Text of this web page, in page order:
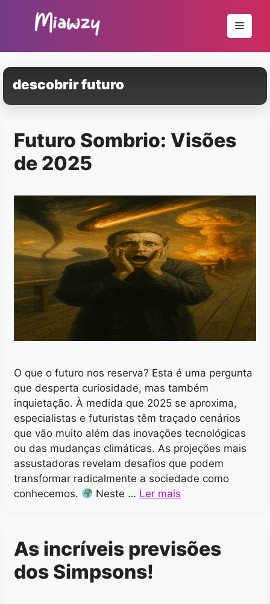
conteúdo
Menu
descobrir futuro
Futuro Sombrio: Visões
de 2025
O que o futuro nos reserva? Esta é uma pergunta
que desperta curiosidade, mas também
inquietação. À medida que 2025 se aproxima,
especialistas e futuristas têm traçado cenários
que vão muito além das inovações tecnológicas
ou das mudanças climáticas. As projeções mais
assustadoras revelam desafios que podem
transformar radicalmente a sociedade como
conhecemos.
Neste … Ler mais
As incríveis previsões
dos Simpsons!